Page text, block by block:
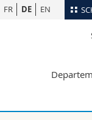
FR DE EN